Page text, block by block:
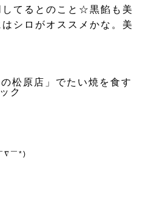
てるとのこと☆黒餡も美
シロがオススメかな。美
松原店」でたい焼を食す
ク
∇￣*)